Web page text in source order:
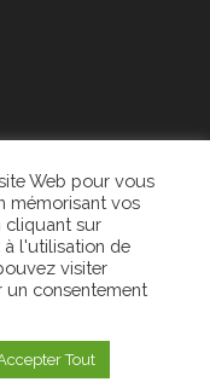
Rights Reserved.
Web pour vous
mémorisant vos
cliquant sur
à l'utilisation de
visiter
un consentement
Tout